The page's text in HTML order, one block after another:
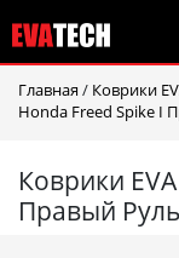
Главная / Коврики
Honda Freed Spike I
Коврики
Правый